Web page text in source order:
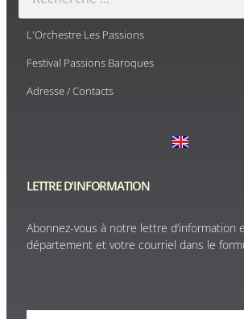
L'Orchestre Les Passions
Festival Passions Baroques
Adresse / Contacts
LETTRE D'INFORMATION
Abonnez-vous à notre lettre d’information
département et votre courriel dans le